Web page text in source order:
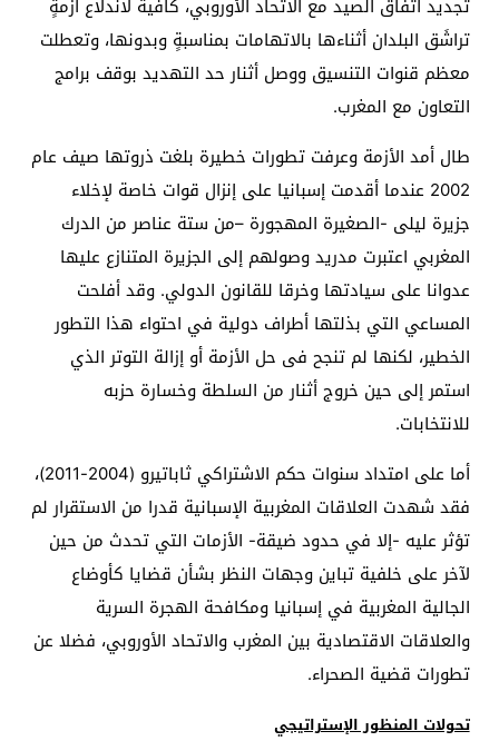
تجديد اتفاق الصيد مع الاتحاد الأوروبي، كافية لاندلاع أزمةٍ
تراشَق البلدان أثناءها بالاتهامات بمناسبةٍ وبدونها، وتعطلت
معظم قنوات التنسيق ووصل أثنار حد التهديد بوقف برامج
التعاون مع المغرب.
طال أمد الأزمة وعرفت تطورات خطيرة بلغت ذروتها صيف عام
2002 عندما أقدمت إسبانيا على إنزال قوات خاصة لإخلاء
جزيرة ليلى -الصغيرة المهجورة –من ستة عناصر من الدرك
المغربي اعتبرت مدريد وصولهم إلى الجزيرة المتنازع عليها
عدوانا على سيادتها وخرقا للقانون الدولي. وقد أفلحت
المساعي التي بذلتها أطراف دولية في احتواء هذا التطور
الخطير، لكنها لم تنجح فى حل الأزمة أو إزالة التوتر الذي
استمر إلى حين خروج أثنار من السلطة وخسارة حزبه
للانتخابات.
أما على امتداد سنوات حكم الاشتراكي ثاباتيرو (2004-2011)،
فقد شهدت العلاقات المغربية الإسبانية قدرا من الاستقرار لم
تؤثر عليه -إلا في حدود ضيقة- الأزمات التي تحدث من حين
لآخر على خلفية تباين وجهات النظر بشأن قضايا كأوضاع
الجالية المغربية في إسبانيا ومكافحة الهجرة السرية
والعلاقات الاقتصادية بين المغرب والاتحاد الأوروبي، فضلا عن
تطورات قضية الصحراء.
تحولات المنظور الإستراتيجي